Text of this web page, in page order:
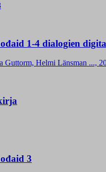
1-4 dialogien
Guttorm, Helmi Länsman ...,
3